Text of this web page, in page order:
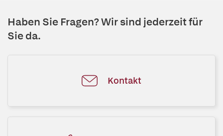
Haben Sie Fragen? Wir sind jederzeit für
Sie da.
Kontakt